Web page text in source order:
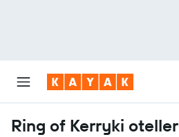
Ring of Kerryki oteller